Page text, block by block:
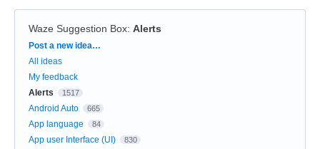
Waze Suggestion Box: Alerts
Categories
Post a new idea…
All ideas
My feedback
Alerts
1517
Android Auto 665
App language 84
App user Interface (UI) 830